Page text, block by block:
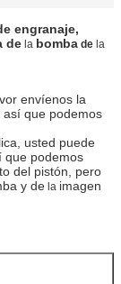
engranaje,
de la bomba de la
envíenos la
, así que podemos
usted puede
que podemos
del pistón, pero
y de la imagen